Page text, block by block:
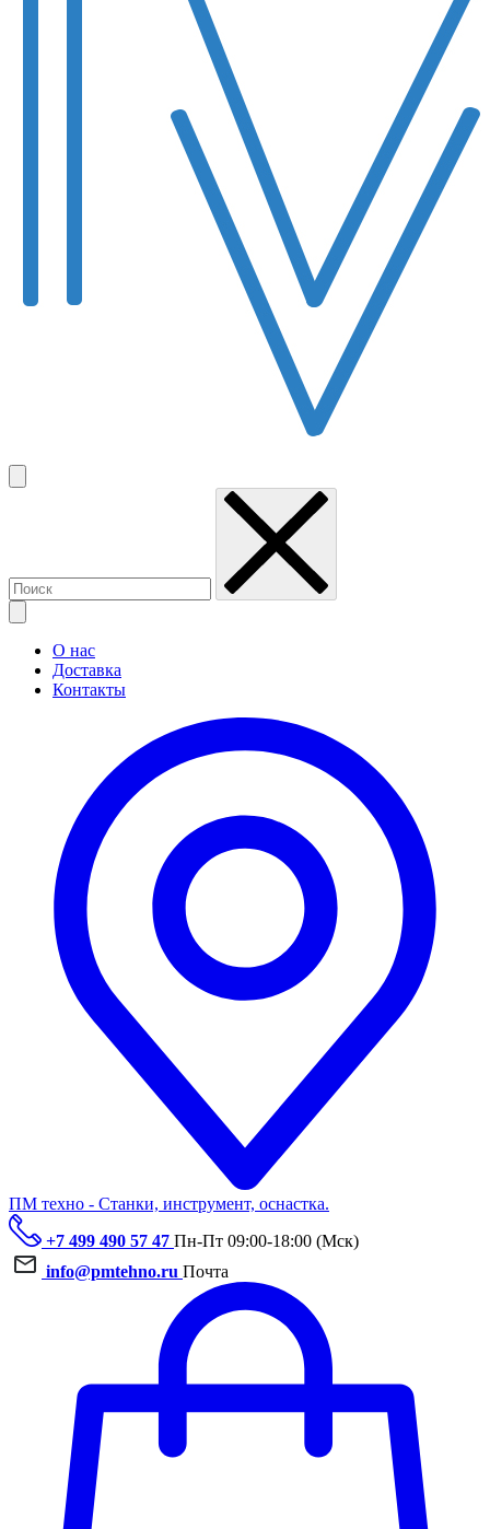
О нас
Доставка
Контакты
ПМ техно - Станки, инструмент, оснастка.
+7 499 490 57 47 Пн-Пт 09:00-18:00 (Мск)
info@pmtehno.ru Почта